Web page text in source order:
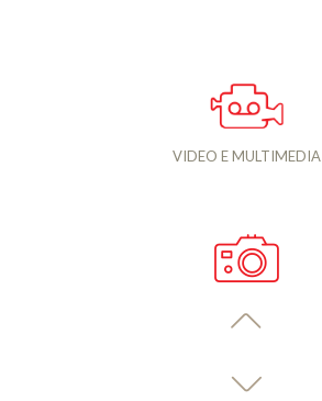
VIDEO E MULTIMEDIA